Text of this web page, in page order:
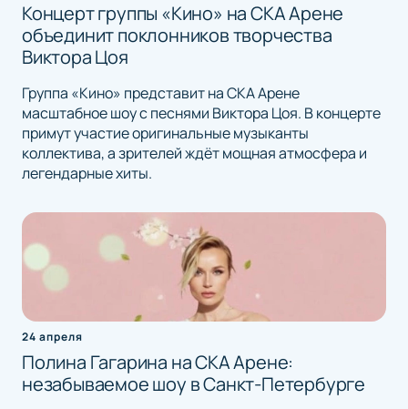
Концерт группы «Кино» на СКА Арене
объединит поклонников творчества
Виктора Цоя
Группа «Кино» представит на СКА Арене
масштабное шоу с песнями Виктора Цоя. В концерте
примут участие оригинальные музыканты
коллектива, а зрителей ждёт мощная атмосфера и
легендарные хиты.
24 апреля
Полина Гагарина на СКА Арене:
незабываемое шоу в Санкт-Петербурге